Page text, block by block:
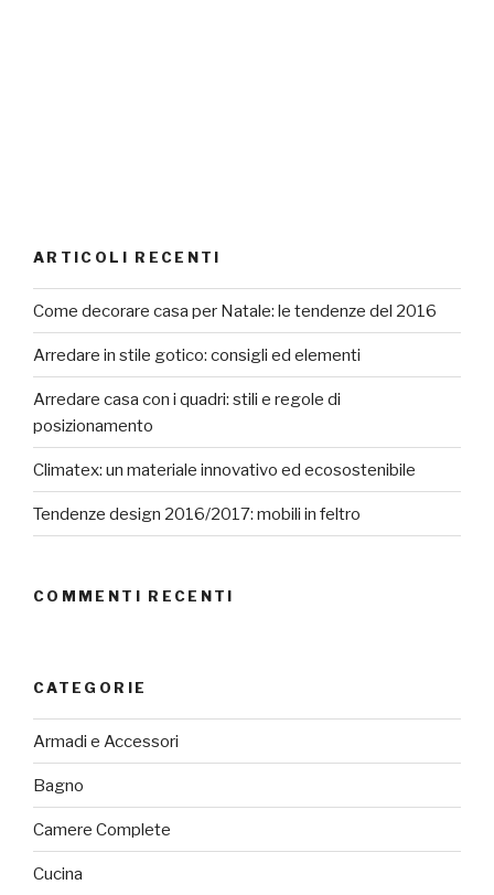
ARTICOLI RECENTI
Come decorare casa per Natale: le tendenze del 2016
Arredare in stile gotico: consigli ed elementi
Arredare casa con i quadri: stili e regole di
posizionamento
Climatex: un materiale innovativo ed ecosostenibile
Tendenze design 2016/2017: mobili in feltro
COMMENTI RECENTI
CATEGORIE
Armadi e Accessori
Bagno
Camere Complete
Cucina